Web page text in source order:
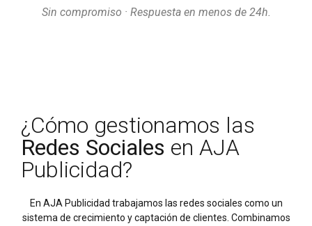
Sin compromiso · Respuesta en menos de 24h.
¿Cómo gestionamos las
Redes Sociales en AJA
Publicidad?
En AJA Publicidad trabajamos las redes sociales como un
sistema de crecimiento y captación de clientes. Combinamos